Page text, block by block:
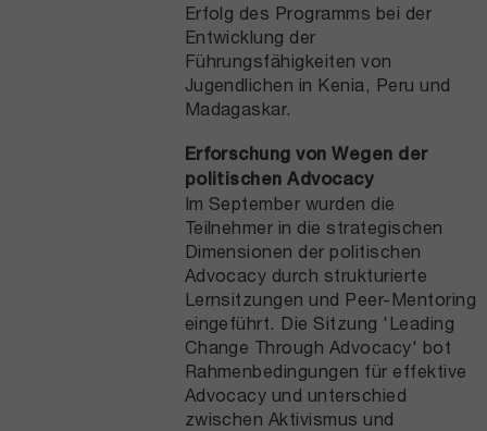
Erfolg des Programms bei der
Entwicklung der
Führungsfähigkeiten von
Jugendlichen in Kenia, Peru und
Madagaskar.
Erforschung von Wegen der
politischen Advocacy
Im September wurden die
Teilnehmer in die strategischen
Dimensionen der politischen
Advocacy durch strukturierte
Lernsitzungen und Peer-Mentoring
eingeführt. Die Sitzung 'Leading
Change Through Advocacy' bot
Rahmenbedingungen für effektive
Advocacy und unterschied
zwischen Aktivismus und